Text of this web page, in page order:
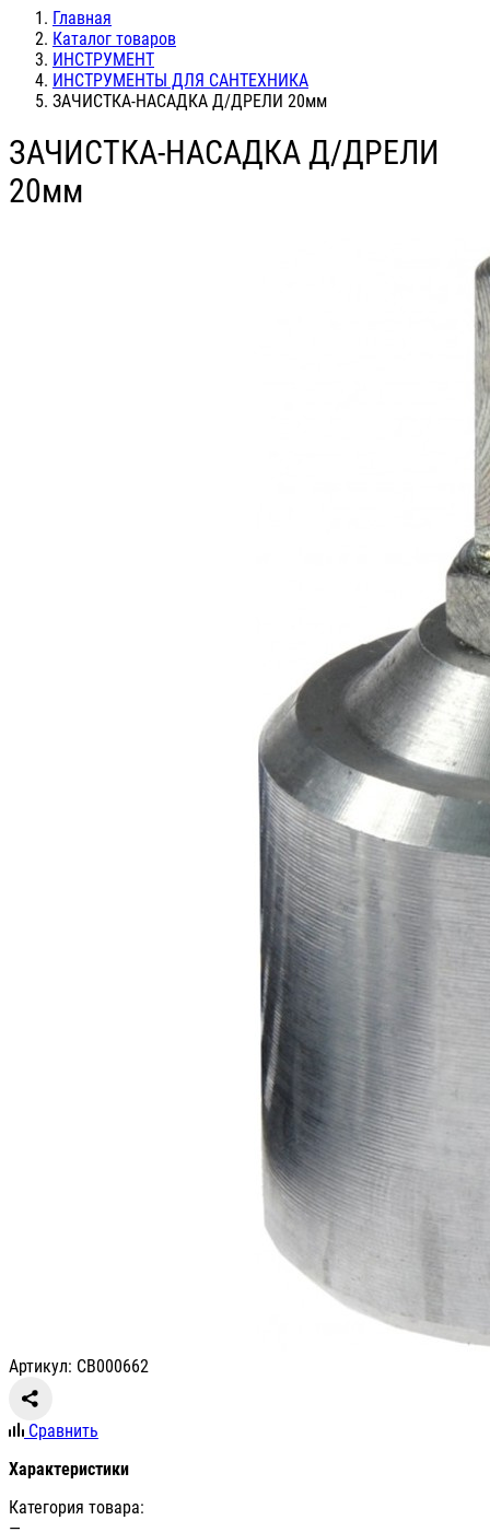
Главная
Каталог товаров
ИНСТРУМЕНТ
ИНСТРУМЕНТЫ ДЛЯ САНТЕХНИКА
ЗАЧИСТКА-НАСАДКА Д/ДРЕЛИ 20мм
ЗАЧИСТКА-НАСАДКА Д/ДРЕЛИ
20мм
Артикул: СВ000662
Сравнить
Характеристики
Категория товара: